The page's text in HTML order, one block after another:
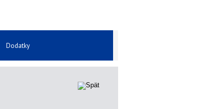
Dodatky